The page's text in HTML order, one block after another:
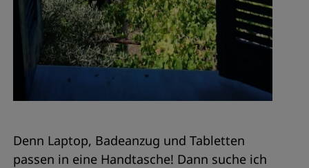
Denn Laptop, Badeanzug und Tabletten
passen in eine Handtasche! Dann suche ich